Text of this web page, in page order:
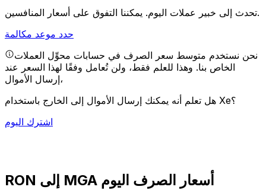
تحدث إلى خبير عملات اليوم.يمكننا التفوق على أسعار المنافسين.
حدد موعد مكالمة
نحن نستخدم متوسط سعر الصرف في حسابات محوِّل العملات
الخاص بنا. وهذا للعلم فقط، ولن تُعامل وفقًا لهذا السعر عند
إرسال الأموال،
هل تعلم أنه يمكنك إرسال الأموال إلى الخارج باستخدام Xe؟
اشترك اليوم
RON إلى MGA أسعار الصرف اليوم